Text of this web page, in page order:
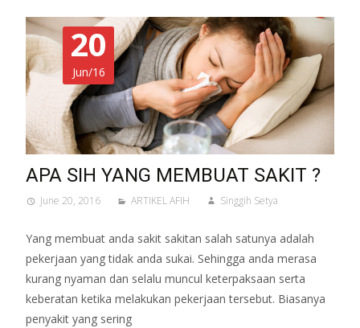
20
Jun/16
APA SIH YANG MEMBUAT SAKIT ?
June 20, 2016 ARTIKEL AFIH Singgih Setya
Yang membuat anda sakit sakitan salah satunya adalah
pekerjaan yang tidak anda sukai. Sehingga anda merasa
kurang nyaman dan selalu muncul keterpaksaan serta
keberatan ketika melakukan pekerjaan tersebut. Biasanya
penyakit yang sering